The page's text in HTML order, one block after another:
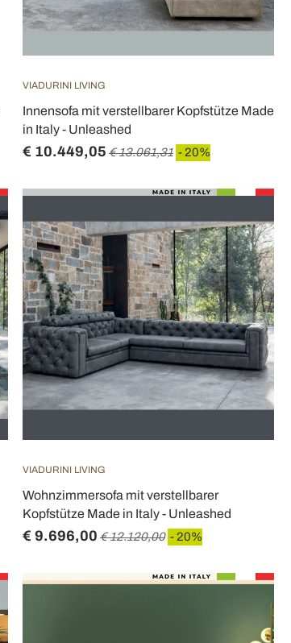
VIADURINI LIVING
Innensofa mit verstellbarer Kopfstütze Made
in Italy - Unleashed
€ 10.449,05 € 13.061,31 - 20%
VIADURINI LIVING
Wohnzimmersofa mit verstellbarer
Kopfstütze Made in Italy - Unleashed
€ 9.696,00 € 12.120,00 - 20%